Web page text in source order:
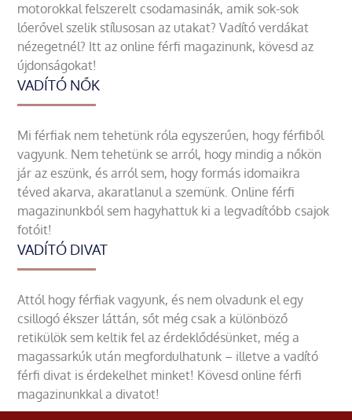
motorokkal felszerelt csodamasinák, amik sok-sok
lóerővel szelik stílusosan az utakat? Vadító verdákat
nézegetnél? Itt az online férfi magazinunk, kövesd az
újdonságokat!
VADÍTÓ NŐK
Mi férfiak nem tehetünk róla egyszerűen, hogy férfiből
vagyunk. Nem tehetünk se arról, hogy mindig a nőkön
jár az eszünk, és arról sem, hogy formás idomaikra
téved akarva, akaratlanul a szemünk. Online férfi
magazinunkból sem hagyhattuk ki a legvadítóbb csajok
fotóit!
VADÍTÓ DIVAT
Attól hogy férfiak vagyunk, és nem olvadunk el egy
csillogó ékszer láttán, sőt még csak a különböző
retikülök sem keltik fel az érdeklődésünket, még a
magassarkúk után megfordulhatunk – illetve a vadító
férfi divat is érdekelhet minket! Kövesd online férfi
magazinunkkal a divatot!